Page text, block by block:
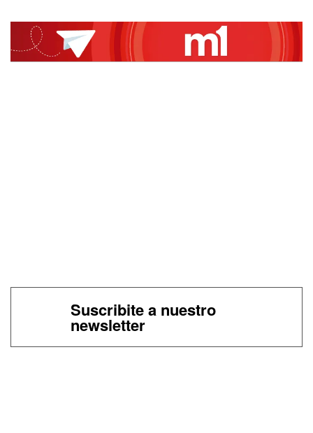
Suscribite a nuestro
newsletter